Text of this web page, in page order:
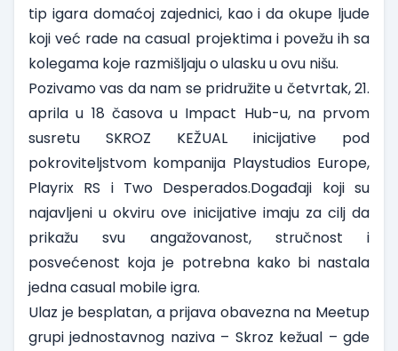
tip igara domaćoj zajednici, kao i da okupe ljude
koji već rade na casual projektima i povežu ih sa
kolegama koje razmišljaju o ulasku u ovu nišu.
Pozivamo vas da nam se pridružite u četvrtak, 21.
aprila u 18 časovau Impact Hub-u, na prvom
susretu SKROZ KEŽUAL inicijative pod
pokroviteljstvom kompanija Playstudios Europe,
Playrix RS i Two Desperados.Događaji koji su
najavljeni u okviru ove inicijative imaju za cilj da
prikažu svu angažovanost, stručnost i
posvećenost koja je potrebna kako bi nastala
jedna casual mobile igra.
Ulaz je besplatan, a prijava obavezna na Meetup
grupi jednostavnog naziva – Skroz kežual – gde